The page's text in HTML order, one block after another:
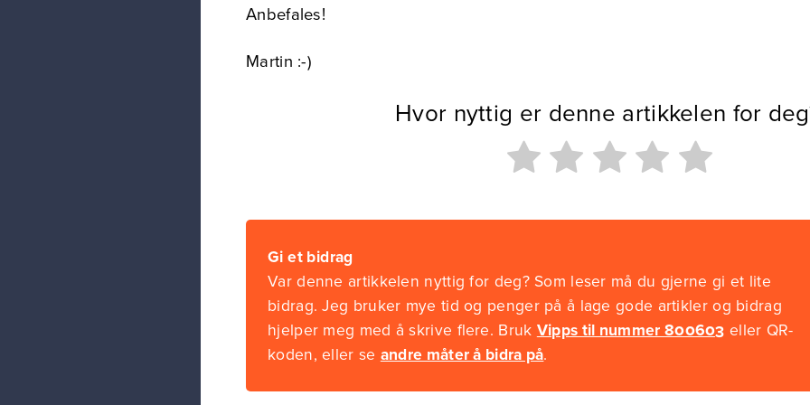
Anbefales!
Martin :-)
Hvor nyttig er denne artikkelen for
Gi et bidrag
Var denne artikkelen nyttig for deg? Som leser må du gjerne gi et lite
bidrag. Jeg bruker mye tid og penger på å lage gode artikler og bidrag
hjelper meg med å skrive flere. Bruk Vipps til nummer 800603 eller QR-
koden, eller se andre måter å bidra på.